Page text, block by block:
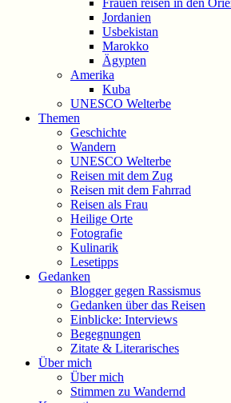
Jordanien
Usbekistan
Marokko
Ägypten
Amerika
Kuba
UNESCO Welterbe
Themen
Geschichte
Wandern
UNESCO Welterbe
Reisen mit dem Zug
Reisen mit dem Fahrrad
Reisen als Frau
Heilige Orte
Fotografie
Kulinarik
Lesetipps
Gedanken
Blogger gegen Rassismus
Gedanken über das Reisen
Einblicke: Interviews
Begegnungen
Zitate & Literarisches
Über mich
Über mich
Stimmen zu Wandernd